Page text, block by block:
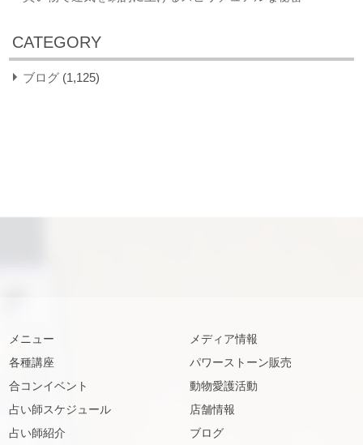
CATEGORY
ブログ (1,125)
メニュー
各種講座
合コンイベント
占い師スケジュール
占い師紹介
メディア情報
パワーストーン販売
動物愛護活動
店舗情報
ブログ